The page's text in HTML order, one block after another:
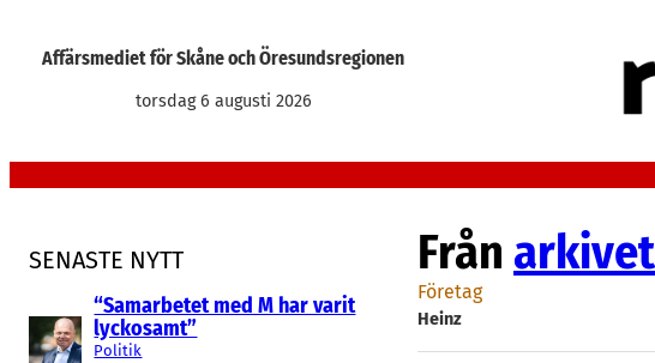
Affärsmediet för Skåne och Öresundsregionen
torsdag 6 augusti 2026
SENASTE NYTT
“Samarbetet med M har varit
lyckosamt”
Politik
Från arkivet
Företag
Heinz